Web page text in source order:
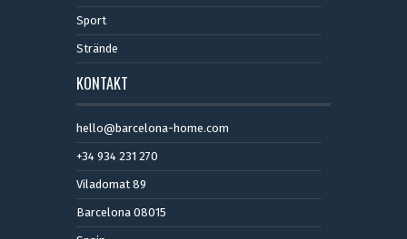
Sport
Strände
KONTAKT
hello@barcelona-home.com
+34 934 231 270
Viladomat 89
Barcelona 08015